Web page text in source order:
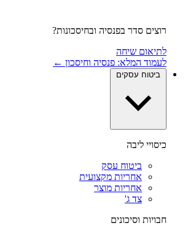
רוצים סדר בפנסיה ובחיסכונות?
לתיאום שיחה
לעמוד המלא: פנסיה וחיסכון ←
ביטוח עסקים
כיסויי ליבה
ביטוח עסק
אחריות מקצועית
אחריות מוצר
צד ג'
חבויות וסיכונים